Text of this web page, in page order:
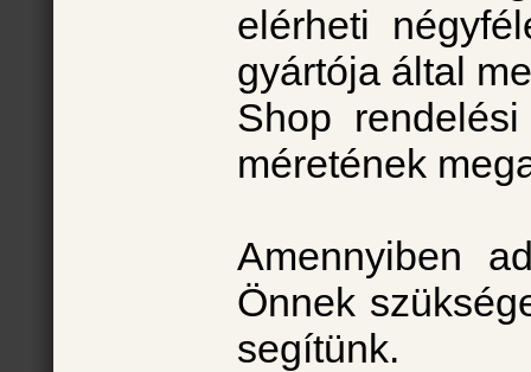
elérheti
gyártója által
Shop
méretének
Amennyiben
Önnek
segítünk.